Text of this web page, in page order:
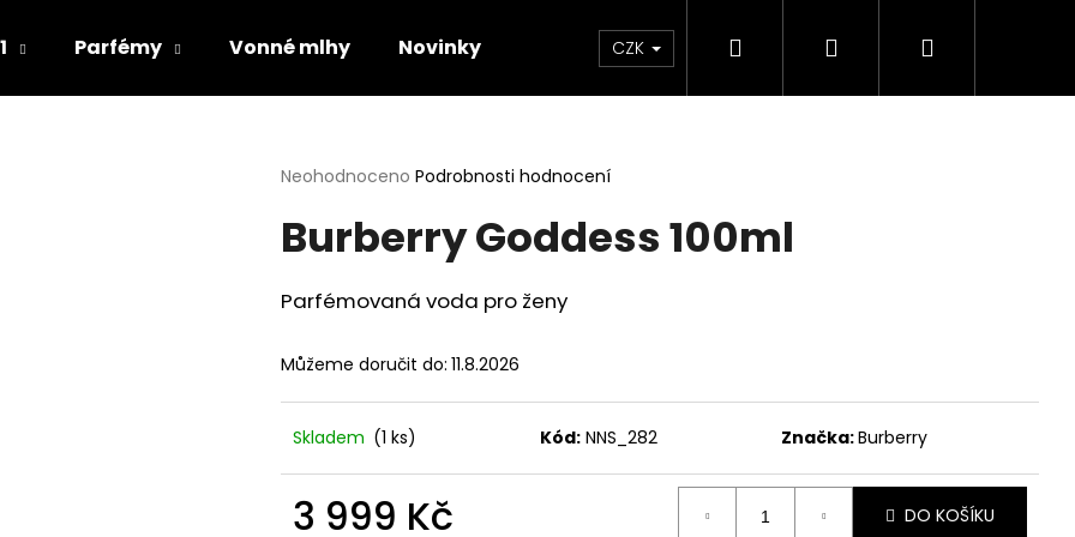
Parfémy Vonné mlhy Novinky Pleť Dárkové Balení
CZK Hledat PřihlášeníNákupní
Průměrné
produktu
je
z
5
Neohodnoceno Podrobnosti hodnocení
Burberry Goddess 100ml
Parfémovaná voda pro ženy
Můžeme doručit do: 11.8.2026
Skladem (1 ks) Kód: NNS_282 Značka:Burberry
3 999 Kč DO KOŠÍKU
HLEDAT
Následující